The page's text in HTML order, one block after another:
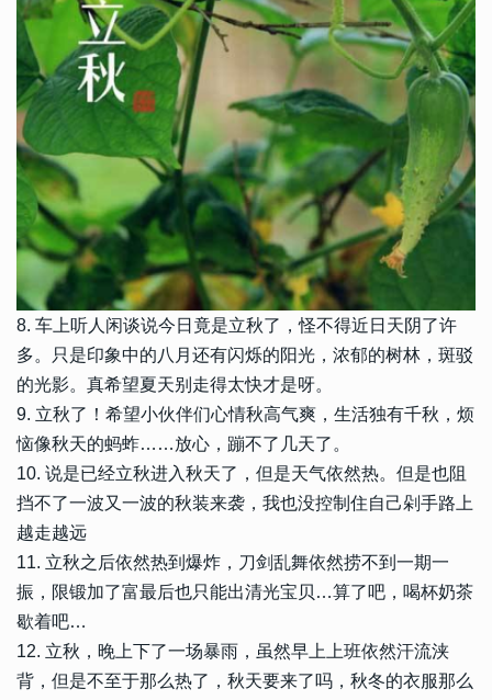
8. 车上听人闲谈说今日竟是立秋了，怪不得近日天阴了许
多。只是印象中的八月还有闪烁的阳光，浓郁的树林，斑驳
的光影。真希望夏天别走得太快才是呀。
9. 立秋了！希望小伙伴们心情秋高气爽，生活独有千秋，烦
恼像秋天的蚂蚱……放心，蹦不了几天了。
10. 说是已经立秋进入秋天了，但是天气依然热。但是也阻
挡不了一波又一波的秋装来袭，我也没控制住自己剁手路上
越走越远
11. 立秋之后依然热到爆炸，刀剑乱舞依然捞不到一期一
振，限锻加了富最后也只能出清光宝贝…算了吧，喝杯奶茶
歇着吧…
12. 立秋，晚上下了一场暴雨，虽然早上上班依然汗流浃
背，但是不至于那么热了，秋天要来了吗，秋冬的衣服那么